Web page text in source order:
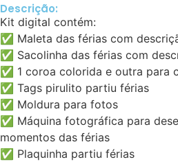
Descrição:
Kit digital contém:
✅ Maleta das férias com
✅ Sacolinha das férias com
✅ 1 coroa colorida e outra para
✅ Tags pirulito partiu férias
✅ Moldura para fotos
✅ Máquina fotográfica para
momentos das férias
✅ Plaquinha partiu férias